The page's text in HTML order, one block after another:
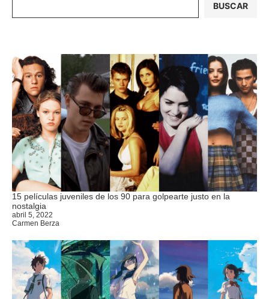
BUSCAR
15 películas juveniles de los 90 para golpearte justo en la
nostalgia
abril 5, 2022
Carmen Berza